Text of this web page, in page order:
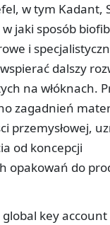
w tym Kadant,
jaki sposób
i
dalszy
na włóknach.
zagadnień
przemysłowej,
od koncepcji
opakowań do
global key